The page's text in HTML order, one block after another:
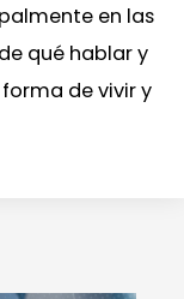
en las
qué hablar y
de vivir y